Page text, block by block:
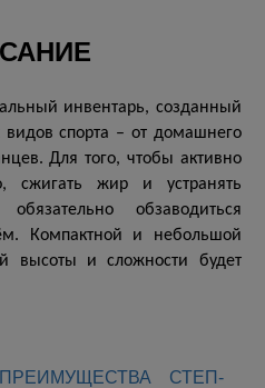
инвентарь, созданный
спорта – от домашнего
Для того, чтобы активно
сжигать жир и устранять
обзаводиться
Компактной и небольшой
высоты и сложности будет
СТЕП-